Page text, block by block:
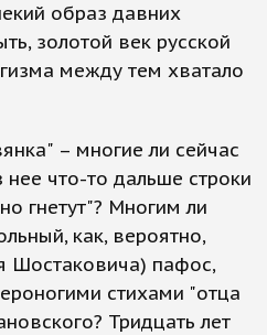
образ давних
золотой век русской
между тем хватало
– многие ли сейчас
что-то дальше строки
гнетут"? Многим ли
как, вероятно,
Шостаковича) пафос,
стихами "отца
Тридцать лет